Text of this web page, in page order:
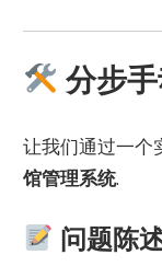
分步
让我们通过一个
馆管理系统.
问题陈